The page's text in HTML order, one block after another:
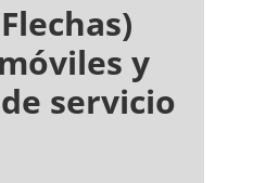
y
servicio